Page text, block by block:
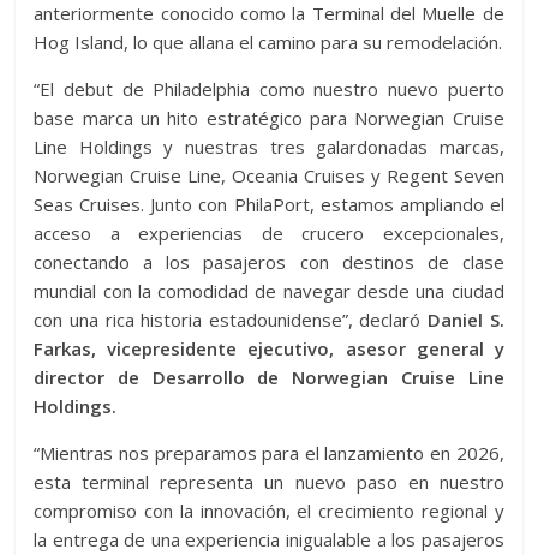
anteriormente conocido como la Terminal del Muelle de
Hog Island, lo que allana el camino para su remodelación.
“El debut de Philadelphia como nuestro nuevo puerto
base marca un hito estratégico para Norwegian Cruise
Line Holdings y nuestras tres galardonadas marcas,
Norwegian Cruise Line, Oceania Cruises y Regent Seven
Seas Cruises. Junto con PhilaPort, estamos ampliando el
acceso a experiencias de crucero excepcionales,
conectando a los pasajeros con destinos de clase
mundial con la comodidad de navegar desde una ciudad
con una rica historia estadounidense”, declaró Daniel S.
Farkas, vicepresidente ejecutivo, asesor general y
director de Desarrollo de Norwegian Cruise Line
Holdings.
“Mientras nos preparamos para el lanzamiento en 2026,
esta terminal representa un nuevo paso en nuestro
compromiso con la innovación, el crecimiento regional y
la entrega de una experiencia inigualable a los pasajeros